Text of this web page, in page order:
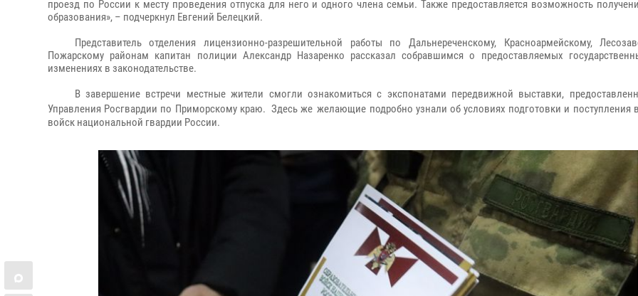
проезд по России к месту проведения отпуска для него и одного члена семьи. Также предоставляется возможность
образования», – подчеркнул Евгений Белецкий.
Представитель отделения лицензионно-разрешительной работы по Дальнереченскому, Красноармейскому,
Пожарскому районам капитан полиции Александр Назаренко рассказал собравшимся о предоставляемых
изменениях в законодательстве.
В завершение встречи местные жители смогли ознакомиться с экспонатами передвижной выставки,
Управления Росгвардии по Приморскому краю. Здесь же желающие подробно узнали об условиях подготовки и поступления
войск национальной гвардии России.